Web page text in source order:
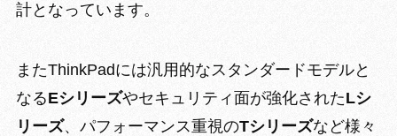
計となっています。
またThinkPadには汎用的な スタンダードモデルと
なるEシリーズやセキュリティ面が強化されたLシ
リーズ、 パフォーマンス重視のTシリーズなど様々